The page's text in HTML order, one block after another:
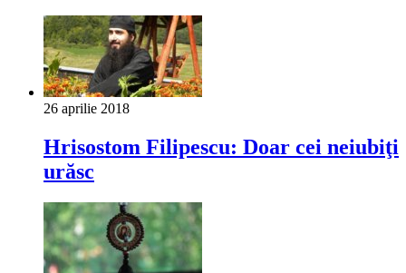
26 aprilie 2018
Hrisostom Filipescu: Doar cei neiubiţi
urăsc